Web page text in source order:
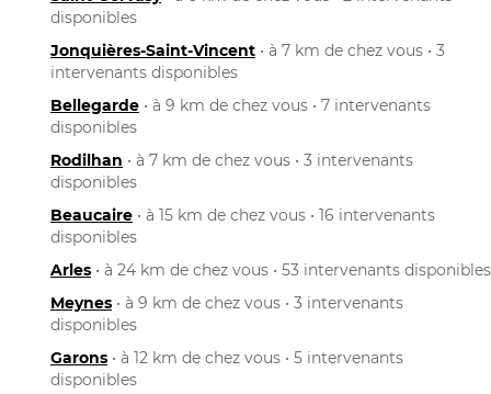
disponibles
Jonquières-Saint-Vincent • à 7 km de chez vous • 3
intervenants disponibles
Bellegarde • à 9 km de chez vous • 7 intervenants
disponibles
Rodilhan • à 7 km de chez vous • 3 intervenants
disponibles
Beaucaire • à 15 km de chez vous • 16 intervenants
disponibles
Arles • à 24 km de chez vous • 53 intervenants disponibles
Meynes • à 9 km de chez vous • 3 intervenants
disponibles
Garons • à 12 km de chez vous • 5 intervenants
disponibles